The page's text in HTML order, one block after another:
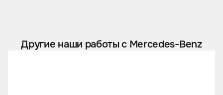
Другие наши работы с Mercedes-Benz